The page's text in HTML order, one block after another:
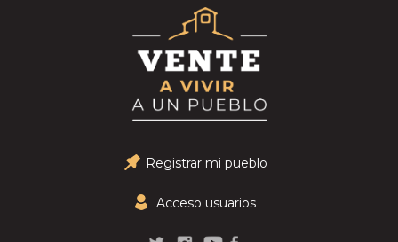
Registrar mi pueblo
Acceso usuarios